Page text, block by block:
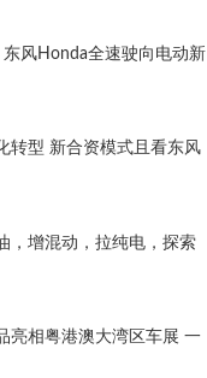
风Honda全速驶向电动新
转型 新合资模式且看东风
，增混动，拉纯电，探索
相粤港澳大湾区车展 一